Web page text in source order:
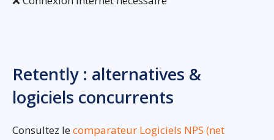
Retently : alternatives &
logiciels concurrents
Consultez lecomparateur Logiciels NPS (net